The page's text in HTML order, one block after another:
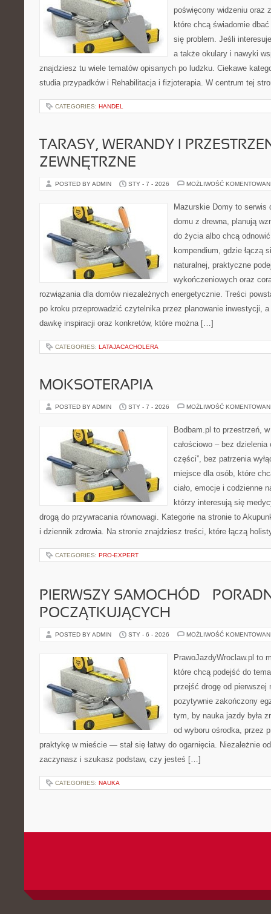
poświęcony widzeniu oraz
które chcą świadomie
się problem. Jeśli
a także okulary i nawyki
znajdziesz tu wiele tematów opisanych po ludzku. Ciekawe
studia przypadków i Rehabilitacja i fizjoterapia. W centrum tej
CATEGORIES: HANDEL
TARASY, WERANDY I
ZEWNĘTRZNE
POSTED BY ADMIN STY - 7 - 2026 MOŻLIWOŚĆ
Mazurskie Domy to serwis
domu z drewna, planują
do życia albo chcą
kompendium, gdzie łączą
naturalnej, praktyczne
wykończeniowych oraz
rozwiązania dla domów niezależnych energetycznie. Treści
po kroku przeprowadzić czytelnika przez planowanie inwestycji,
dawkę inspiracji oraz konkretów, które można […]
CATEGORIES: LATAJACACHOLERA
MOKSOTERAPIA
POSTED BY ADMIN STY - 7 - 2026 MOŻLIWOŚĆ
Bodbam.pl to przestrzeń,
całościowo – bez dzielenia
części”, bez patrzenia
miejsce dla osób, które
ciało, emocje i codzienne
którzy interesują się
drogą do przywracania równowagi. Kategorie na stronie to
i dziennik zdrowia. Na stronie znajdziesz treści, które łączą
CATEGORIES: PRO-EXPERT
PIERWSZY SAMOCHÓD –
POCZĄTKUJĄCYCH
POSTED BY ADMIN STY - 6 - 2026 MOŻLIWOŚĆ
PrawoJazdyWroclaw.pl to
które chcą podejść do
przejść drogę od pierwszej
pozytywnie zakończony
tym, by nauka jazdy była
od wyboru ośrodka, przez
praktykę w mieście — stał się łatwy do ogarnięcia. Niezależnie
zaczynasz i szukasz podstaw, czy jesteś […]
CATEGORIES: NAUKA